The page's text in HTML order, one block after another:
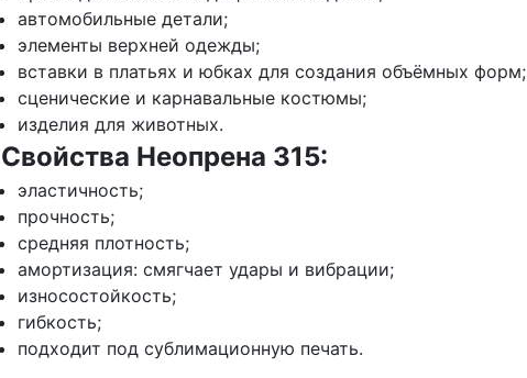
автомобильные детали;
элементы верхней одежды;
вставки в платьях и юбках для создания объёмных форм;
сценические и карнавальные костюмы;
изделия для животных.
Свойства Неопрена 315:
эластичность;
прочность;
средняя плотность;
амортизация: смягчает удары и вибрации;
износостойкость;
гибкость;
подходит под сублимационную печать.